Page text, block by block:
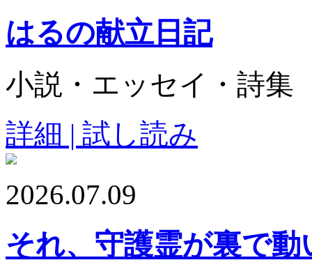
はるの献立日記
小説・エッセイ・詩集
詳細 | 試し読み
2026.07.09
それ、守護霊が裏で